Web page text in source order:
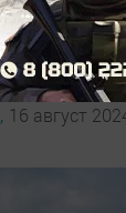
16 август